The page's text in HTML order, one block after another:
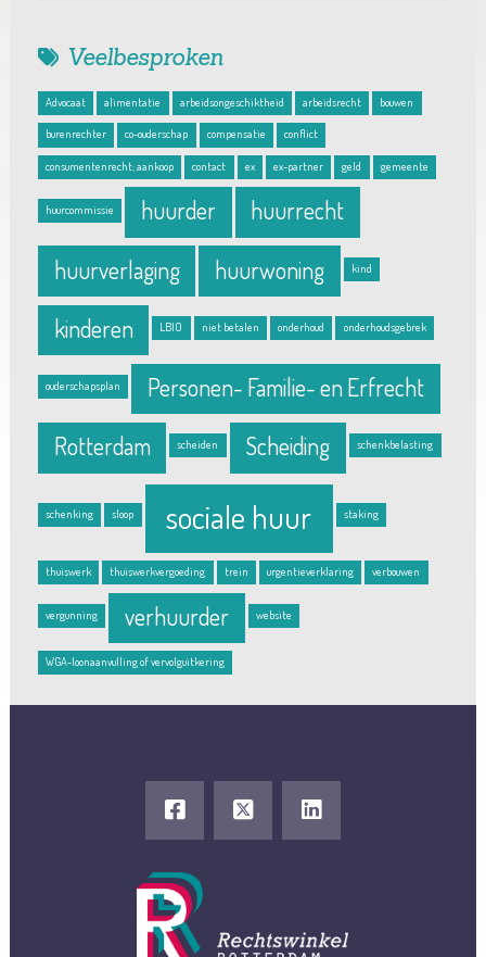
Veelbesproken
Advocaat alimentatie arbeidsongeschiktheid arbeidsrecht bouwen
burenrechter co-ouderschap compensatie conflict
consumentenrecht; aankoop contact ex ex-partner geld gemeente
huurcommissie huurder huurrecht
huurverlaging huurwoning kind
kinderen LBIO niet betalen onderhoud onderhoudsgebrek
ouderschapsplan Personen- Familie- en Erfrecht
Rotterdam scheiden Scheiding schenkbelasting
schenking sloop sociale huur staking
thuiswerk thuiswerkvergoeding trein urgentieverklaring verbouwen
vergunning verhuurder website
WGA-loonaanvulling of vervolguitkering